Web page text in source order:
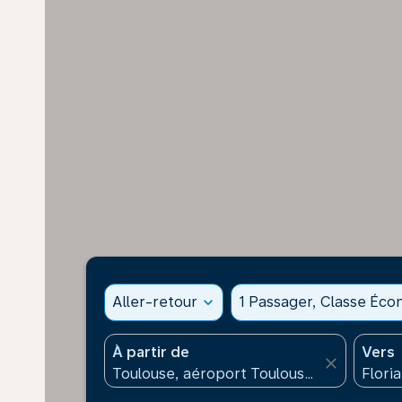
Aller-retour expand_more 1 Passager, Classe
À partir de
close
Vers